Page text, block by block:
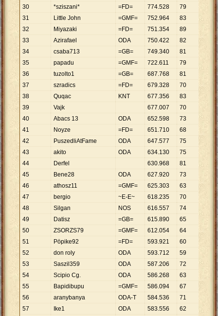
30
*sziszani* =FD= 774.528 79 .
804
31
Little John =GMF= 752.964 83
32
Miyazaki =FD= 751.354 89
442
33
Azirafael ODA 750.422 82
151
34
csaba713 =GB= 749.340 81 . 251
35
papadu =GMF= 722.611 79
147
36
tuzolto1 =GB= 687.768 81
491
37
szradics =FD= 679.328 70
705
38
Quqac KNT 677.356 83 8
161
39
Vajk 677.007 70
672
40
Abacs 13 ODA 652.598 73 8.
41
Noyze =FD= 651.710 68 9
584
42
PuszedliAtFame ODA 647.577 75
634
43
akito ODA 634.130 75 . 455
44
Derfel 630.968 81
790
45
Bene28 ODA 627.920 73
46
athosz11 =GMF= 625.303 63
925
47
bergio ~E-E~ 618.235 70
832
48
Silgan NOS 616.557 74
332
49
Datisz =GB= 615.890 65
475
50
ZSORZS79 =GMF= 612.054 64
563
51
Pöpike92 =FD= 593.921 60 9
899
52
don roly ODA 593.712 59
53
Saszil359 ODA 587.206 72 8.
156
54
Scipio Cg. ODA 586.268 63 9
306
55
Bapidibupu =GMF= 586.094 67
748
56
aranybanya ODA-T 584.536 71 . 233
57
Ike1 ODA 583.556 62
412